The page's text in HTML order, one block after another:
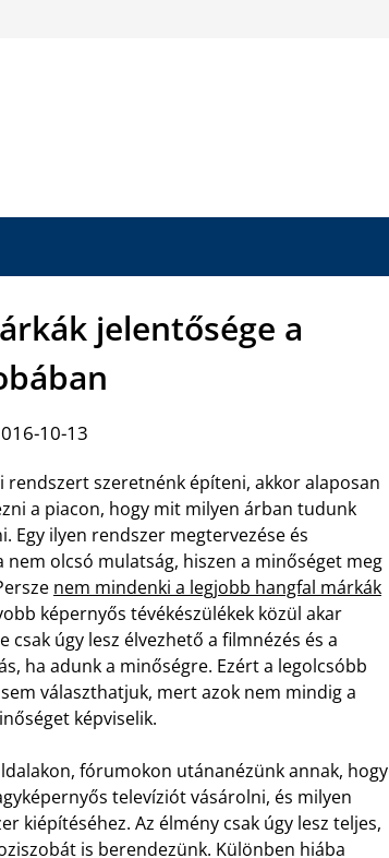
jelentősége a
10-13
rendszert szeretnénk építeni, akkor alaposan
a piacon, hogy mit milyen árban tudunk
Egy ilyen rendszer megtervezése és
nem olcsó mulatság, hiszen a minőséget meg
nem mindenki a legjobb hangfal márkák
képernyős tévékészülékek közül akar
csak úgy lesz élvezhető a filmnézés és a
ha adunk a minőségre. Ezért a legolcsóbb
választhatjuk, mert azok nem mindig a
képviselik.
fórumokon utánanézünk annak, hogy
televíziót vásárolni, és milyen
kiépítéséhez. Az élmény csak úgy lesz teljes,
is berendezünk. Különben hiába